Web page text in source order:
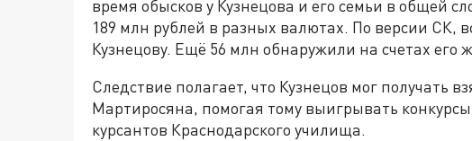
время обысков у Кузнецова и его семьи в общей
189 млн рублей в разных валютах. По версии СК,
Кузнецову. Ещё 56 млн обнаружили на счетах его
Следствие полагает, что Кузнецов мог получать
Мартиросяна, помогая тому выигрывать
курсантов Краснодарского училища.